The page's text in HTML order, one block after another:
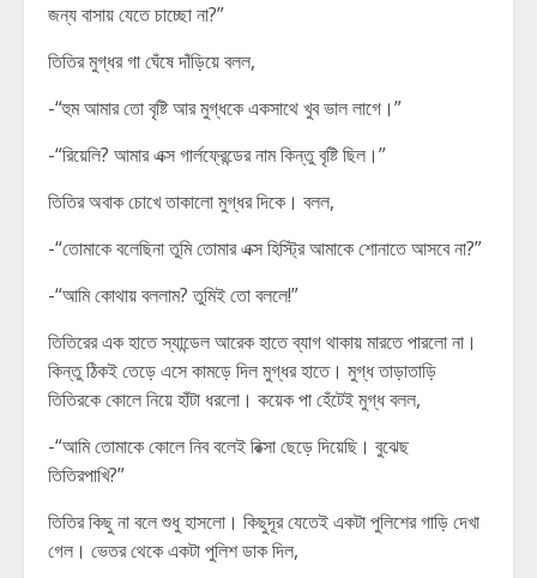
জন্য বাসায় যেতে চাচ্ছো না?”
তিতির মুগ্ধর গা ঘেঁষে দাঁড়িয়ে বলল,
-“হুম আমার তো বৃষ্টি আর মুগ্ধকে একসাথে খুব ভাল লাগে।”
-“রিয়েলি? আমার এক্স গার্লফ্রেন্ডের নাম কিন্তু বৃষ্টি ছিল।”
তিতির অবাক চোখে তাকালো মুগ্ধর দিকে। বলল,
-“তোমাকে বলেছিনা তুমি তোমার এক্স হিস্ট্রি আমাকে শোনাতে আসবে না?”
-“আমি কোথায় বললাম? তুমিই তো বললে!”
তিতিরের এক হাতে স্যান্ডেল আরেক হাতে ব্যাগ থাকায় মারতে পারলো না।
কিন্তু ঠিকই তেড়ে এসে কামড়ে দিল মুগ্ধর হাতে। মুগ্ধ তাড়াতাড়ি
তিতিরকে কোলে নিয়ে হাঁটা ধরলো। কয়েক পা হেঁটেই মুগ্ধ বলল,
-“আমি তোমাকে কোলে নিব বলেই রিক্সা ছেড়ে দিয়েছি। বুঝেছ
তিতিরপাখি?”
তিতির কিছু না বলে শুধু হাসলো। কিছুদূর যেতেই একটা পুলিশের গাড়ি দেখা
গেল। ভেতর থেকে একটা পুলিশ ডাক দিল,